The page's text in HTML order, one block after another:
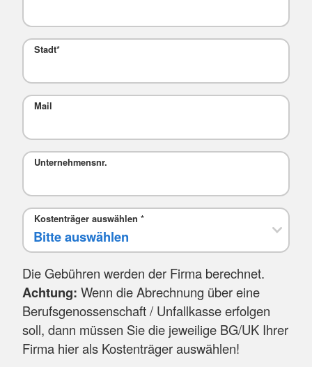
Stadt*
Mail
Unternehmensnr.
Kostenträger auswählen *
Die Gebühren werden der Firma berechnet.
Achtung: Wenn die Abrechnung über eine
Berufsgenossenschaft / Unfallkasse erfolgen
soll, dann müssen Sie die jeweilige BG/UK Ihrer
Firma hier als Kostenträger auswählen!